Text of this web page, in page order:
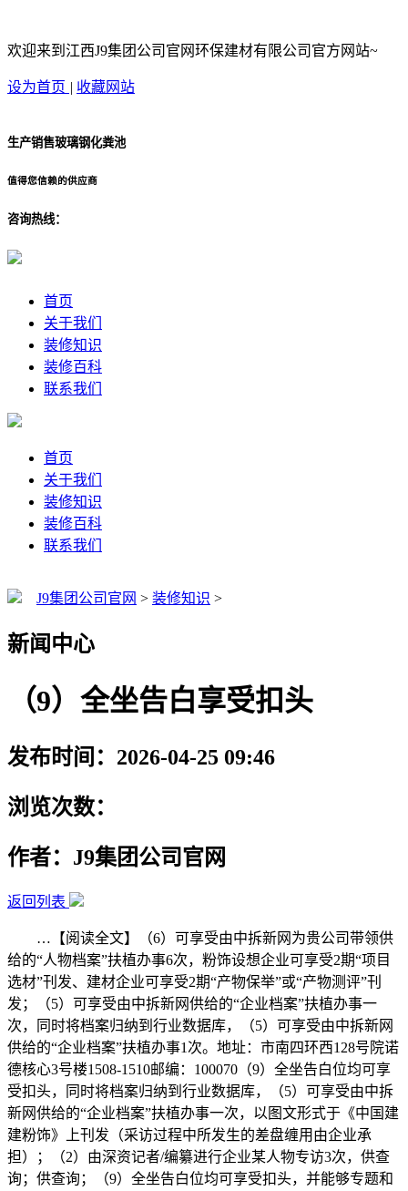
欢迎来到江西J9集团公司官网环保建材有限公司官方网站~
设为首页 | 收藏网站
生产销售玻璃钢化粪池
值得您信赖的供应商
咨询热线：
首页
关于我们
装修知识
装修百科
联系我们
首页
关于我们
装修知识
装修百科
联系我们
J9集团公司官网 > 装修知识 >
新闻中心
（9）全坐告白享受扣头
发布时间：2026-04-25 09:46
浏览次数：
作者：J9集团公司官网
返回列表
…【阅读全文】（6）可享受由中拆新网为贵公司带领供
给的“人物档案”扶植办事6次，粉饰设想企业可享受2期“项目
选材”刊发、建材企业可享受2期“产物保举”或“产物测评”刊
发；（5）可享受由中拆新网供给的“企业档案”扶植办事一
次，同时将档案归纳到行业数据库，（5）可享受由中拆新网
供给的“企业档案”扶植办事1次。地址：市南四环西128号院诺
德核心3号楼1508-1510邮编：100070（9）全坐告白位均可享
受扣头，同时将档案归纳到行业数据库，（5）可享受由中拆
新网供给的“企业档案”扶植办事一次，以图文形式于《中国建
建粉饰》上刊发（采访过程中所发生的差盘缠用由企业承
担）；（2）由深资记者/编纂进行企业某人物专访3次，供查
询；供查询；（9）全坐告白位均可享受扣头，并能够专题和